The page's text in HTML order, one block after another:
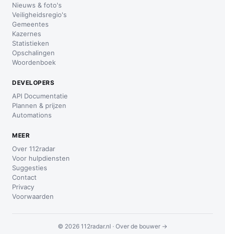
Nieuws & foto's
Veiligheidsregio's
Gemeentes
Kazernes
Statistieken
Opschalingen
Woordenboek
DEVELOPERS
API Documentatie
Plannen & prijzen
Automations
MEER
Over 112radar
Voor hulpdiensten
Suggesties
Contact
Privacy
Voorwaarden
© 2026 112radar.nl · Over de bouwer →